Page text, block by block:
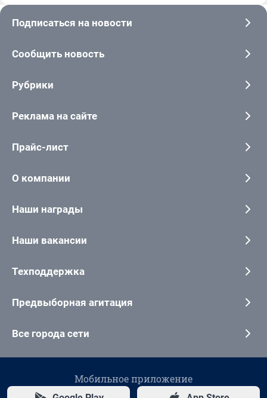
Подписаться на новости
Сообщить новость
Рубрики
Реклама на сайте
Прайс-лист
О компании
Наши награды
Наши вакансии
Техподдержка
Предвыборная агитация
Все города сети
Мобильное приложение